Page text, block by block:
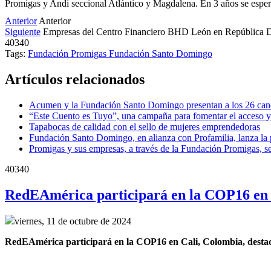
Promigas y Andi seccional Atlántico y Magdalena. En 3 años se
Anterior Anterior
Siguiente Empresas del Centro Financiero BHD León en República
40340
Tags: Fundación Promigas Fundación Santo Domingo
Artículos relacionados
Acumen y la Fundación Santo Domingo presentan a los 26
“Este Cuento es Tuyo”, una campaña para fomentar el acceso
Tapabocas de calidad con el sello de mujeres emprendedoras
Fundación Santo Domingo, en alianza con Profamilia, lanza
Promigas y sus empresas, a través de la Fundación
40340
RedEAmérica participará en la COP16
viernes, 11 de octubre de 2024
RedEAmérica participará en la COP16 en Cali, Colombia,